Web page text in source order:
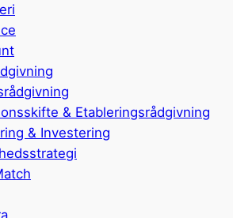
& Etableringsrådgivning
& Investering